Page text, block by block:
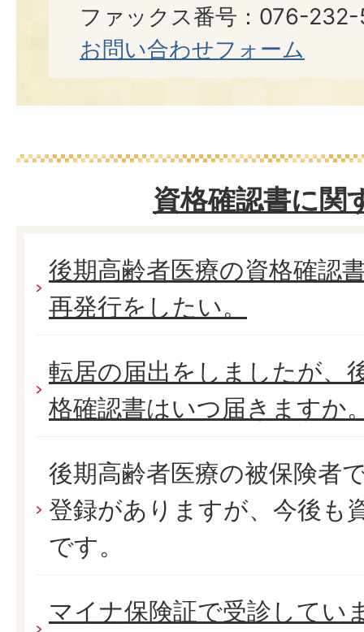
ファックス番号：076-
お問い合わせフォーム
資格確認書に関
後期高齢者医療の資格確認
再発行をしたい。
転居の届出をしましたが、
格確認書はいつ届きますか
後期高齢者医療の被保険者
登録がありますが、今後も
です。
マイナ保険証で受診してい